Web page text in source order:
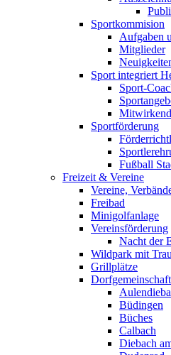
Sportkommision
Aufgaben
Mitglieder
Sport integriert
Sport-
Sportförderung
Fußball
Freizeit & Vereine
Vereine,
Freibad
Minigolfanlage
Vereinsförderung
Nacht der
Wildpark mit
Grillplätze
Büdingen
Büches
Calbach
Diebach